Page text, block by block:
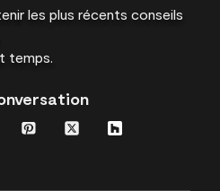
les plus récents conseils
temps.